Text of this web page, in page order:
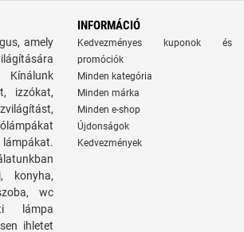
amely
izzókat,
konyha,
wc
lámpa
ihletet
INFORMÁCIÓ
Kedvezményes kuponok és
promóciók
Minden kategória
Minden márka
Minden e-shop
Újdonságok
Kedvezmények